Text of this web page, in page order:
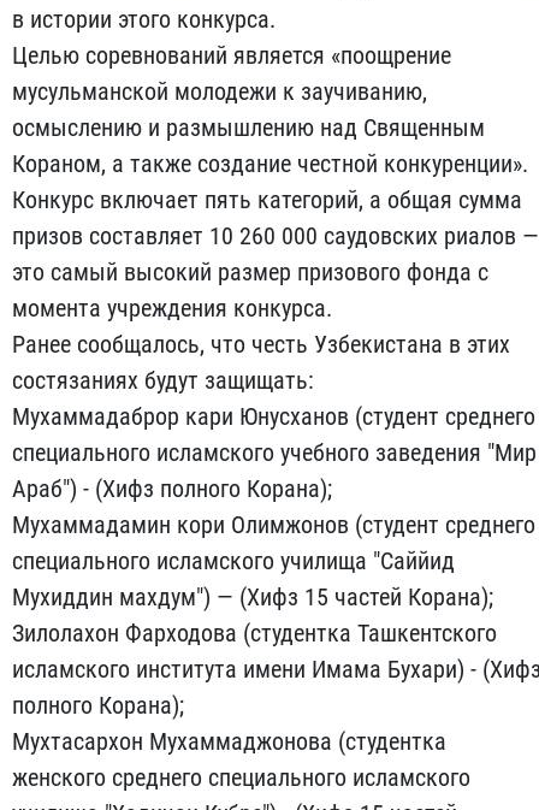
в истории этого конкурса.
Целью соревнований является «поощрение
мусульманской молодежи к заучиванию,
осмыслению и размышлению над Священным
Кораном, а также создание честной конкуренции».
Конкурс включает пять категорий, а общая сумма
призов составляет 10 260 000 саудовских риалов —
это самый высокий размер призового фонда с
момента учреждения конкурса.
Ранее сообщалось, что честь Узбекистана в этих
состязаниях будут защищать:
Мухаммадаброр кари Юнусханов (студент среднего
специального исламского учебного заведения "Мир
Араб") - (Хифз полного Корана);
Мухаммадамин кори Олимжонов (студент среднего
специального исламского училища "Саййид
Мухиддин махдум") — (Хифз 15 частей Корана);
Зилолахон Фарходова (студентка Ташкентского
исламского института имени Имама Бухари) -
полного Корана);
Мухтасархон Мухаммаджонова (студентка
женского среднего специального исламского